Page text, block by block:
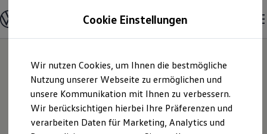
Hauptinhalt
springen
Footer
springen
Modelle & Konfigurator
Nutzfahrzeugkategorien entdecken
Modelle konfigurieren
Vorgängermodelle und Oldtimer
Vorgängermodelle
Oldtimer
Bulli Historie
Branchenlösungen & Gewerbekunden
Umbaulösungen und Hersteller finden
Paul Dobbratz
Cookie Einstellungen
Wir nutzen Cookies, um Ihnen die bestmögliche
Nutzung unserer Webseite zu ermöglichen und
unsere Kommunikation mit Ihnen zu verbessern.
Wir berücksichtigen hierbei Ihre Präferenzen und
verarbeiten Daten für Marketing, Analytics und